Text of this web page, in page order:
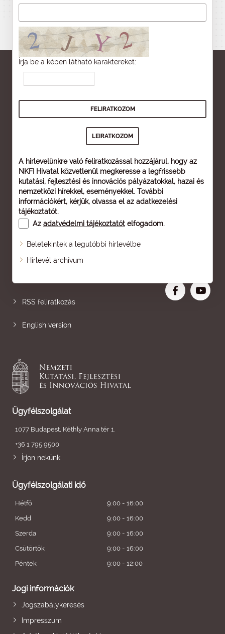
Írja be a képen látható karaktereket:
A hírlevelünkre való feliratkozással hozzájárul, hogy az
NKFI Hivatal közvetlenül megkeresse a legfrissebb
kutatási, fejlesztési és innovációs pályázatokkal, hazai és
nemzetközi hírekkel, eseményekkel. További
információkért, kérjük, olvassa el az adatkezelési
tájékoztatót.
Az adatvédelmi tájékoztatót elfogadom.
Beletekintek a legutóbbi hírlevélbe
Hírlevél archívum
Oldaltérkép
RSS feliratkozás
English version
Ügyfélszolgálat
1077 Budapest, Kéthly Anna tér 1.
+36 1 795 9500
Írjon nekünk
Ügyfélszolgálati idő
Hétfő
9:00 - 16:00
Kedd
9:00 - 16:00
Szerda
9:00 - 16:00
Csütörtök
9:00 - 16:00
Péntek
9:00 - 12:00
Jogi információk
Jogszabálykeresés
Impresszum